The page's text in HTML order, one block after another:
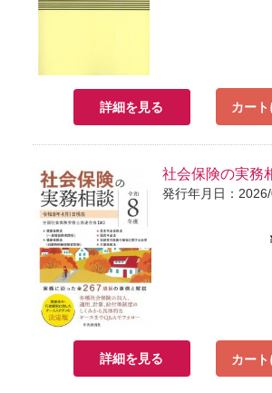
詳細を見る カー
社会保険の実務
発行年月日：
詳細を見る カー